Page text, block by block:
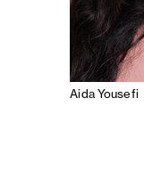
Aida Yousefi